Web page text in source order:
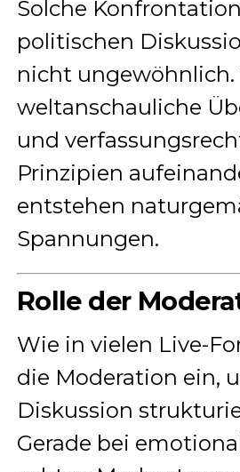
Solche
politischen
nicht ungewöhnlich.
weltanschauliche
und
Prinzipien
entstehen
Spannungen.
Rolle der
Wie in vielen Live-
die Moderation ein,
Diskussion
Gerade bei